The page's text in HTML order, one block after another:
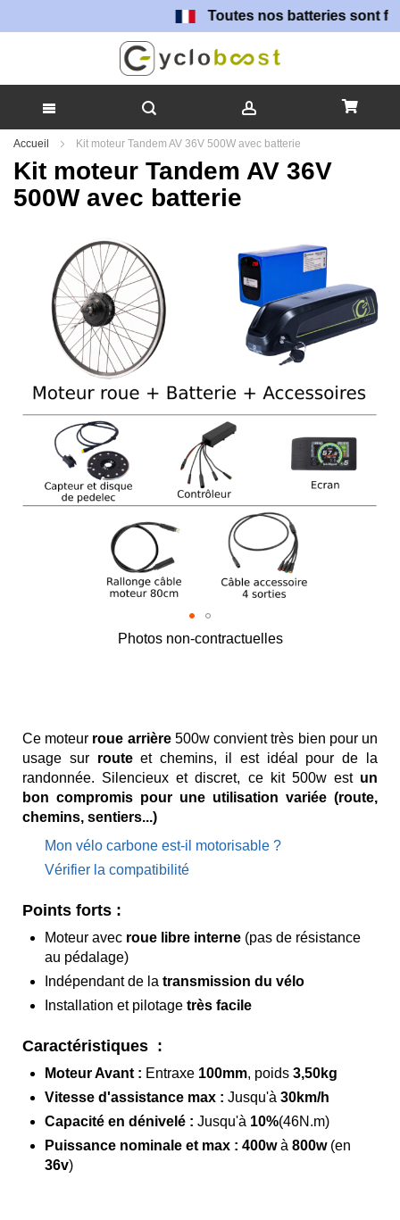
Toutes nos batteries sont fabriquées
Allez
contenu
Accueil Kit moteur Tandem AV 36V 500W avec batterie
Kit moteur Tandem AV 36V
500W avec batterie
Photos non-contractuelles
of
the
images
gallery
Ce moteur roue arrière 500w convient très bien pour un
usage sur routeet chemins, il est idéal pour de la
randonnée. Silencieux et discret, ce kit 500w est un
bon compromis pour une utilisation variée (route,
chemins, sentiers...)
Mon vélo carbone est-il motorisable ?
Vérifier la compatibilité
Points forts :
Moteur avec roue libre interne (pas de résistance
au pédalage)
Indépendant de la transmission du vélo
Installation et pilotage très facile
Caractéristiques :
Moteur Avant : Entraxe 100mm, poids 3,50kg
Vitesse d'assistance max : Jusqu'à 30km/h
Capacité en dénivelé : Jusqu'à 10%(46N.m)
Puissance nominale et max : 400wà 800w(en
36v)